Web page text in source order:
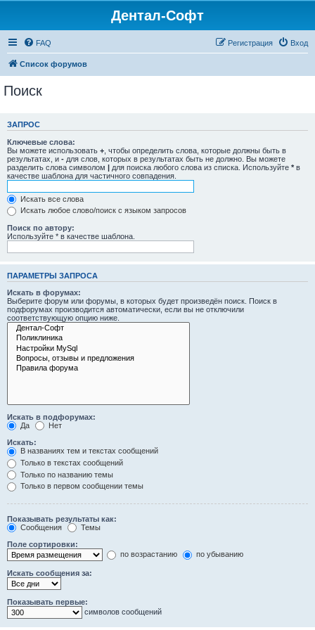
Дентал-Софт
FAQ Вход
Регистрация
Список форумов
Поиск
ЗАПРОС
Ключевые слова:
Вы можете использовать + , чтобы определить слова, которые должны быть в
результатах, и - для слов, которых в результатах быть не должно. Вы можете
разделить слова символом | для поиска любого слова из списка. Используйте * в
качестве шаблона для частичного совпадения.
Искать все слова
Искать любое слово/поиск с языком запросов
Поиск по автору:
Используйте * в качестве шаблона.
ПАРАМЕТРЫ ЗАПРОСА
Искать в форумах:
Выберите форум или форумы, в которых будет произведён поиск. Поиск в
подфорумах производится автоматически, если вы не отключили
соответствующую опцию ниже.
Искать в подфорумах:
Да
Нет
Искать:
В названиях тем и текстах сообщений
Только в текстах сообщений
Только по названию темы
Только в первом сообщении темы
Показывать результаты как:
Сообщения
Темы
Поле сортировки:
по возрастанию
по убыванию
Искать сообщения за:
Показывать первые:
символов сообщений